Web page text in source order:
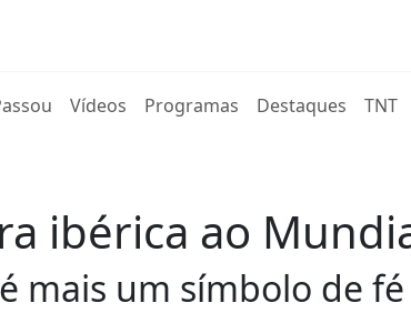
Vídeos Programas Destaques TNT
ibérica ao
mais um símbolo de